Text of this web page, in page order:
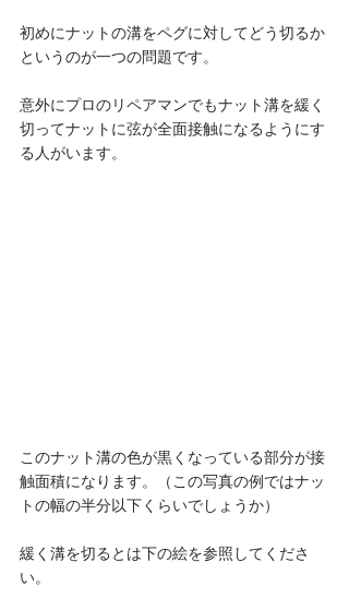
初めにナットの溝をペグに対してどう切るか
というのが一つの問題です。
意外にプロのリペアマンでもナット溝を緩く
切ってナットに弦が全面接触になるようにす
る人がいます。
このナット溝の色が黒くなっている部分が接
触面積になります。（この写真の例ではナッ
トの幅の半分以下くらいでしょうか）
緩く溝を切るとは下の絵を参照してくださ
い。